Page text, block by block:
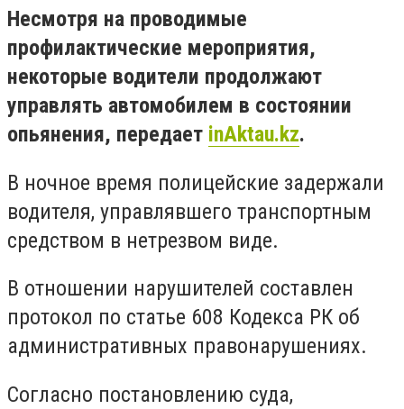
Несмотря на проводимые
профилактические мероприятия,
некоторые водители продолжают
управлять автомобилем в состоянии
опьянения, передает inAktau.kz.
В ночное время полицейские задержали
водителя, управлявшего транспортным
средством в нетрезвом виде.
В отношении нарушителей составлен
протокол по статье 608 Кодекса РК об
административных правонарушениях.
Согласно постановлению суда,